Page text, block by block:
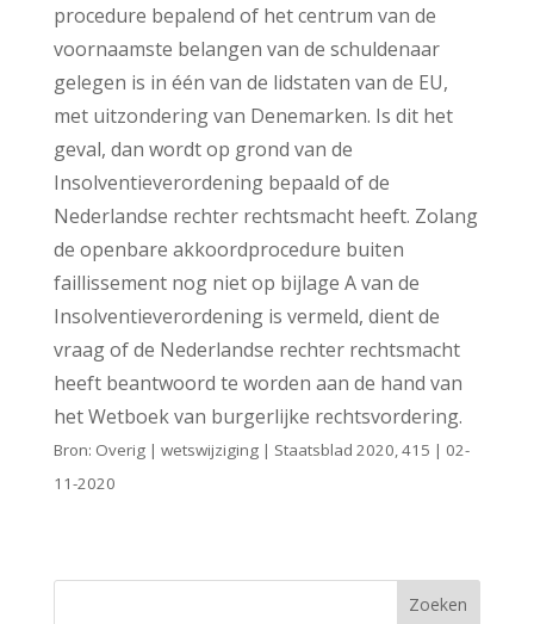
procedure bepalend of het centrum van de
voornaamste belangen van de schuldenaar
gelegen is in één van de lidstaten van de EU,
met uitzondering van Denemarken. Is dit het
geval, dan wordt op grond van de
Insolventieverordening bepaald of de
Nederlandse rechter rechtsmacht heeft. Zolang
de openbare akkoordprocedure buiten
faillissement nog niet op bijlage A van de
Insolventieverordening is vermeld, dient de
vraag of de Nederlandse rechter rechtsmacht
heeft beantwoord te worden aan de hand van
het Wetboek van burgerlijke rechtsvordering.
Bron: Overig | wetswijziging | Staatsblad 2020, 415 | 02-
11-2020